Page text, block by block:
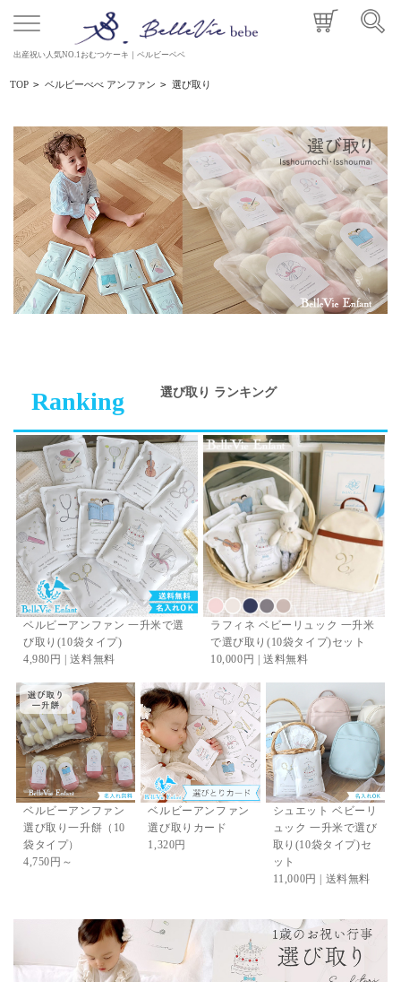
出産祝い人気NO.1おむつケーキ｜ベルビーベベ
TOP > ベルビーべべ アンファン > 選び取り
Ranking 選び取り ランキング
ベルビーアンファン 一升米で選
び取り(10袋タイプ)
4,980円 | 送料無料
ラフィネ ベビーリュック 一升米
で選び取り(10袋タイプ)セット
10,000円 | 送料無料
ベルビーアンファン
選び取り一升餅（10
袋タイプ）
4,750円～
ベルビーアンファン
選び取りカード
1,320円
シュエット ベビーリ
ュック 一升米で選び
取り(10袋タイプ)セ
ット
11,000円 | 送料無料